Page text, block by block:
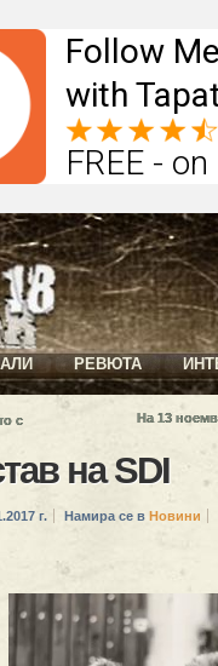
Follow
with
FREE -
РЕВЮТА
с
На 13
на SDI
г. Намира се в Новини